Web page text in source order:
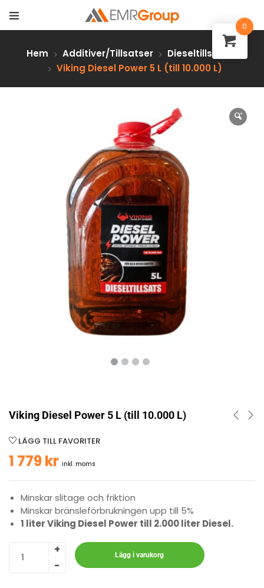
Hem Additiver/Tillsatser
Dieseltillsatser
Viking Diesel Power 5 L (till 10.000 L)
Viking Diesel Power 5 L (till 10.000 L)
LÄGG TILL FAVORITER
1 779kr inkl. moms
Minskar slitage och friktion
Minskar bränsleförbrukningen upp till 5%
1 liter Viking Diesel Power till 2.000 liter Diesel.
Lägg i varukorg
0